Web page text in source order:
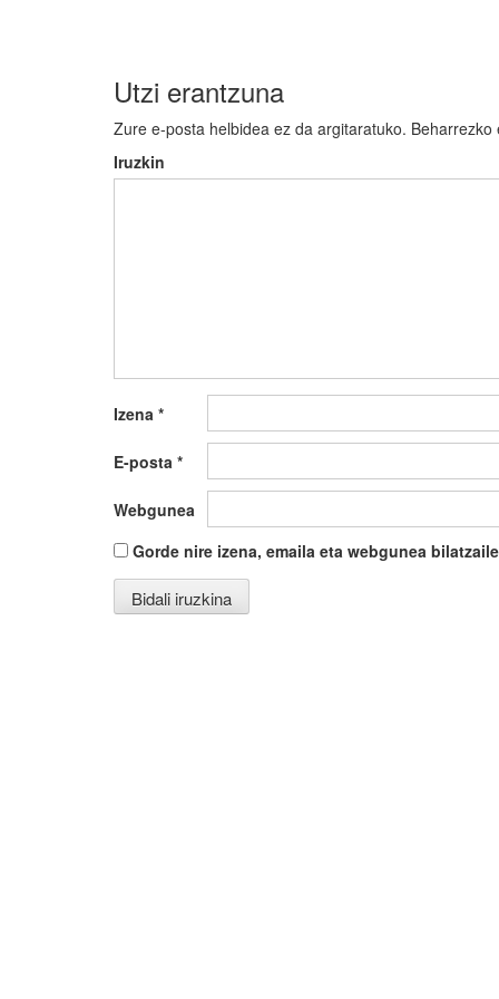
Utzi erantzuna
Zure e-posta helbidea ez da argitaratuko. Beharrezko
Iruzkin
Izena *
E-posta *
Webgunea
Gorde nire izena, emaila eta webgunea